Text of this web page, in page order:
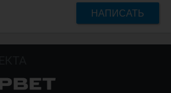
НАПИСАТЬ